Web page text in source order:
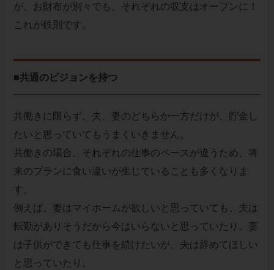
が、お財布が別々でも、それぞれの収支はオープンに！
これが鉄則です。
■共通のビジョンを持つ
共働きに限らず、夫、妻のどちらか一方だけが、貯金し
たいと思っていてもうまくいきません。
共働きの場合、それぞれの仕事のペースが違うため、将
来のプランに食い違いが生じていることも多くなりま
す。
例えば、妻はマイホームが欲しいと思っていても、夫は
転勤がありそうだから今はいらないと思っていたり。妻
は子供ができても仕事を続けたいが、夫は辞めてほしい
と思っていたり。